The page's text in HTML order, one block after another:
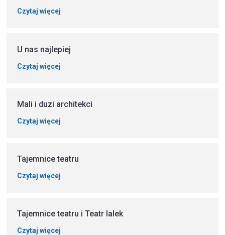
Czytaj więcej
U nas najlepiej
Czytaj więcej
Mali i duzi architekci
Czytaj więcej
Tajemnice teatru
Czytaj więcej
Tajemnice teatru i Teatr lalek
Czytaj więcej